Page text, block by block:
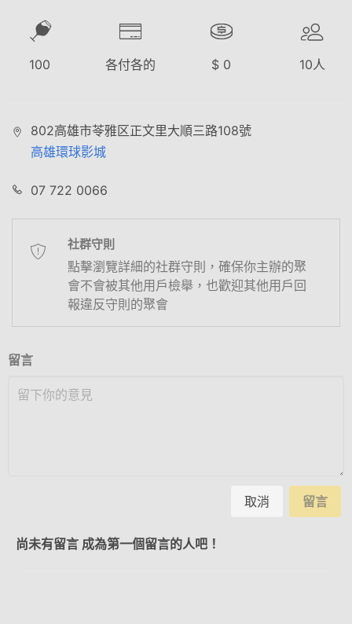
100 各付各的 $ 0 10人
802高雄市苓雅区正文里大順三路108號
高雄環球影城
07 722 0066
社群守則
點擊瀏覽詳細的社群守則，確保你主辦的聚
會不會被其他用戶檢舉，也歡迎其他用戶回
報違反守則的聚會
留言
取消 留言
尚未有留言 成為第一個留言的人吧！